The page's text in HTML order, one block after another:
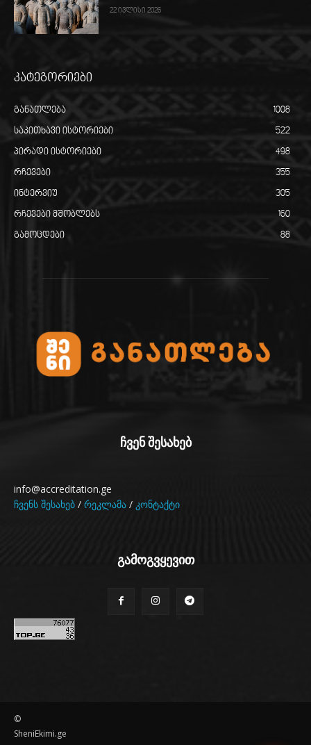
22 ივლისი 2026
კატეგორიები
განათლება 1008
საკითხავი ისტორიები 522
პირადი ისტორიები 498
რჩევები 355
ინტერვიუ 305
რჩევები მშობლებს 160
გამოცდები 88
ჩვენ შესახებ
info@accreditation.ge
ჩვენს შესახებ / რეკლამა / კონტაქტი
გამოგვყევით
©
SheniEkimi.ge